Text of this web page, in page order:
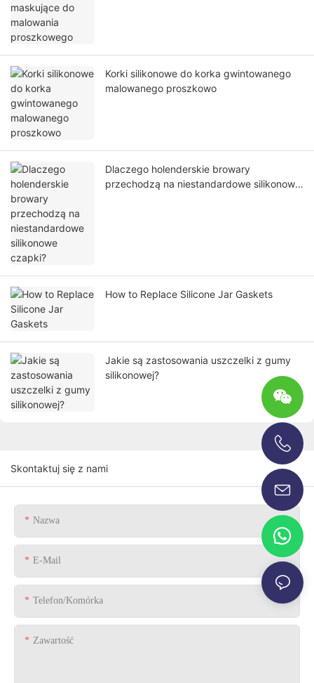
Korki silikonowe do korka gwintowanego
malowanego proszkowo
Dlaczego holenderskie browary
przechodzą na niestandardowe silikonowe
How to Replace Silicone Jar Gaskets
Jakie są zastosowania uszczelki z gumy
silikonowej?
Skontaktuj się z nami
Nazwa
E-Mail
Telefon/komórka
Zawartość